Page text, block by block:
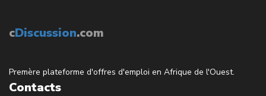
cDiscussion.com
Premère plateforme d'offres d'emploi en Afrique de l'Ouest.
Contacts